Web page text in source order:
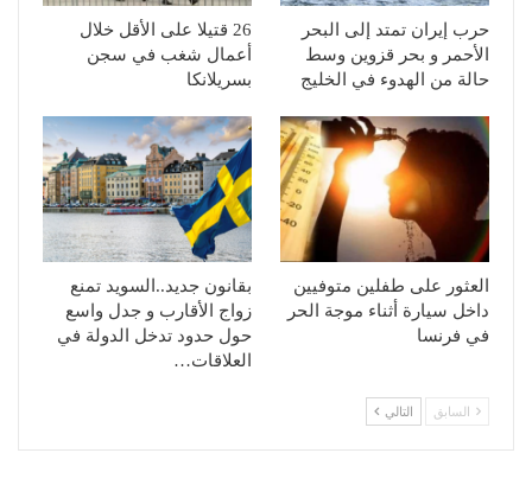
حرب إيران تمتد إلى البحر
الأحمر و بحر قزوين وسط
حالة من الهدوء في الخليج
26 قتيلا على الأقل خلال
أعمال شغب في سجن
بسريلانكا
العثور على طفلين متوفيين
داخل سيارة أثناء موجة الحر
في فرنسا
بقانون جديد..السويد تمنع
زواج الأقارب و جدل واسع
حول حدود تدخل الدولة في
العلاقات…
السابق التالي